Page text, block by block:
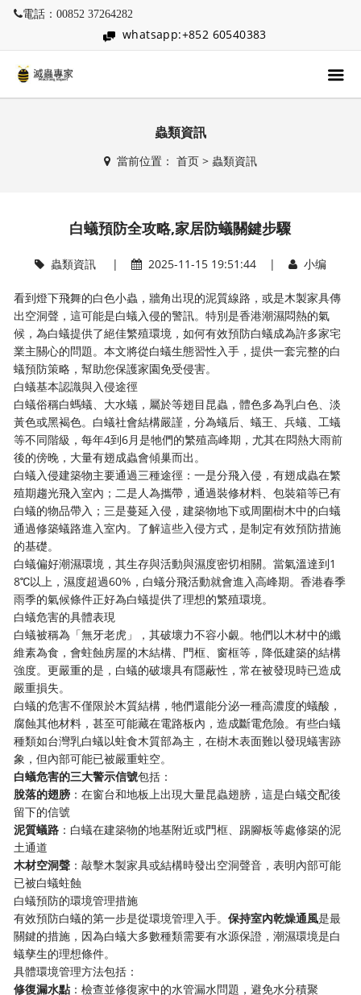
電話：00852 37264282
whatsapp:+852 60540383
蟲類資訊
當前位置： 首页> 蟲類資訊
白蟻預防全攻略,家居防蟻關鍵步驟
蟲類資訊| 2025-11-15 19:51:44 | 小编
看到燈下飛舞的白色小蟲，牆角出現的泥質線路，或是木製家具傳
出空洞聲，這可能是白蟻入侵的警訊。特別是香港潮濕悶熱的氣
候，為白蟻提供了絕佳繁殖環境，如何有效預防白蟻成為許多家宅
業主關心的問題。本文將從白蟻生態習性入手，提供一套完整的白
蟻預防策略，幫助您保護家園免受侵害。
白蟻基本認識與入侵途徑
白蟻俗稱白螞蟻、大水蟻，屬於等翅目昆蟲，體色多為乳白色、淡
黃色或黑褐色。白蟻社會結構嚴謹，分為蟻后、蟻王、兵蟻、工蟻
等不同階級，每年4到6月是牠們的繁殖高峰期，尤其在悶熱大雨前
後的傍晚，大量有翅成蟲會傾巢而出。
白蟻入侵建築物主要通過三種途徑：一是分飛入侵，有翅成蟲在繁
殖期趨光飛入室內；二是人為攜帶，通過裝修材料、包裝箱等已有
白蟻的物品帶入；三是蔓延入侵，建築物地下或周圍樹木中的白蟻
通過修築蟻路進入室內。了解這些入侵方式，是制定有效預防措施
的基礎。
白蟻偏好潮濕環境，其生存與活動與濕度密切相關。當氣溫達到1
8℃以上，濕度超過60%，白蟻分飛活動就會進入高峰期。香港春季
雨季的氣候條件正好為白蟻提供了理想的繁殖環境。
白蟻危害的具體表現
白蟻被稱為「無牙老虎」，其破壞力不容小覷。牠們以木材中的纖
維素為食，會蛀蝕房屋的木結構、門框、窗框等，降低建築的結構
強度。更嚴重的是，白蟻的破壞具有隱蔽性，常在被發現時已造成
嚴重損失。
白蟻的危害不僅限於木質結構，牠們還能分泌一種高濃度的蟻酸，
腐蝕其他材料，甚至可能藏在電路板內，造成斷電危險。有些白蟻
種類如台灣乳白蟻以蛀食木質部為主，在樹木表面難以發現蟻害跡
象，但內部可能已被嚴重蛀空。
白蟻危害的三大警示信號包括：
脫落的翅膀 ：在窗台和地板上出現大量昆蟲翅膀，這是白蟻交配後
留下的信號
泥質蟻路 ：白蟻在建築物的地基附近或門框、踢腳板等處修築的泥
土通道
木材空洞聲 ：敲擊木製家具或結構時發出空洞聲音，表明內部可能
已被白蟻蛀蝕
白蟻預防的環境管理措施
有效預防白蟻的第一步是從環境管理入手。保持室內乾燥通風是最
關鍵的措施，因為白蟻大多數種類需要有水源保證，潮濕環境是白
蟻孳生的理想條件。
具體環境管理方法包括：
修復漏水點 ：檢查並修復家中的水管漏水問題，避免水分積聚